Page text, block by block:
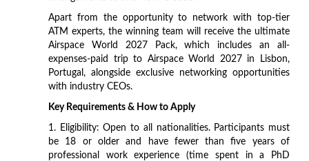
Apart from the opportunity to network with top-tier
ATM experts, the winning team will receive the ultimate
Airspace World 2027 Pack, which includes an all-
expenses-paid trip to Airspace World 2027 in Lisbon,
Portugal, alongside exclusive networking opportunities
with industry CEOs.
Key Requirements & How to Apply
1. Eligibility: Open to all nationalities. Participants must
be 18 or older and have fewer than five years of
professional work experience (time spent in a PhD